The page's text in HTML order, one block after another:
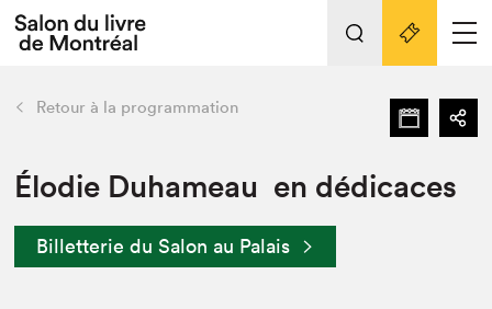
L'événement
Préparer sa visite au Salon
Actualités
retour Nos activités
Préparer sa visite
Liens pratiques
Retour à la programmation
Élodie Duhameau en dédicaces
Billetterie du Salon au Palais